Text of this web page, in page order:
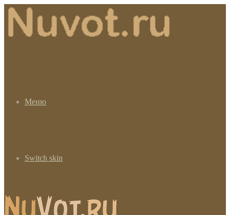
Меню
Switch skin